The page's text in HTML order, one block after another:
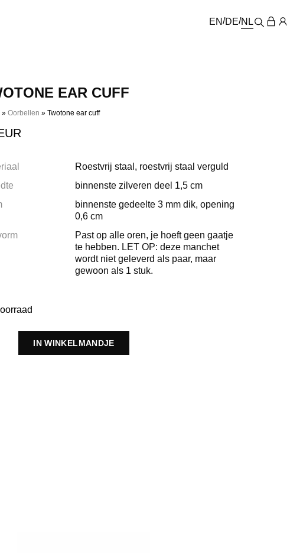
EN DE NL
EAR CUFF
»Oorbellen »Twotone ear cuff
Roestvrij staal, roestvrij staal verguld
binnenste zilveren deel 1,5 cm
binnenste gedeelte 3 mm dik, opening
0,6 cm
Past op alle oren, je hoeft geen gaatje
te hebben. LET OP: deze manchet
wordt niet geleverd als paar, maar
gewoon als 1 stuk.
IN WINKELMANDJE